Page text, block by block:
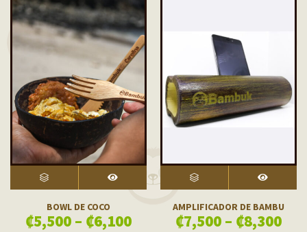
SELECT OPTIONS VISTA RÁPIDA
BOWL DE COCO
₡5,500 – ₡6,100
SELECT OPTIONS VISTA RÁPIDA
AMPLIFICADOR DE BAMBU
₡7,500 – ₡8,300